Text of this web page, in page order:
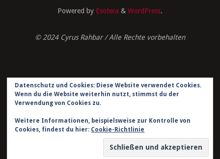
Powered by Esotera & WordPress.
© 2024 Cyrus Rahbar / Alle Rechte vorbehalten
Impressum
Kontakt
Datenschutz und Cookies: Diese Website verwendet Cookies.
Wenn du die Website weiterhin nutzt, stimmst du der
Verwendung von Cookies zu.
Weitere Informationen, beispielsweise zur Kontrolle von
Cookies, findest du hier: Cookie-Richtlinie